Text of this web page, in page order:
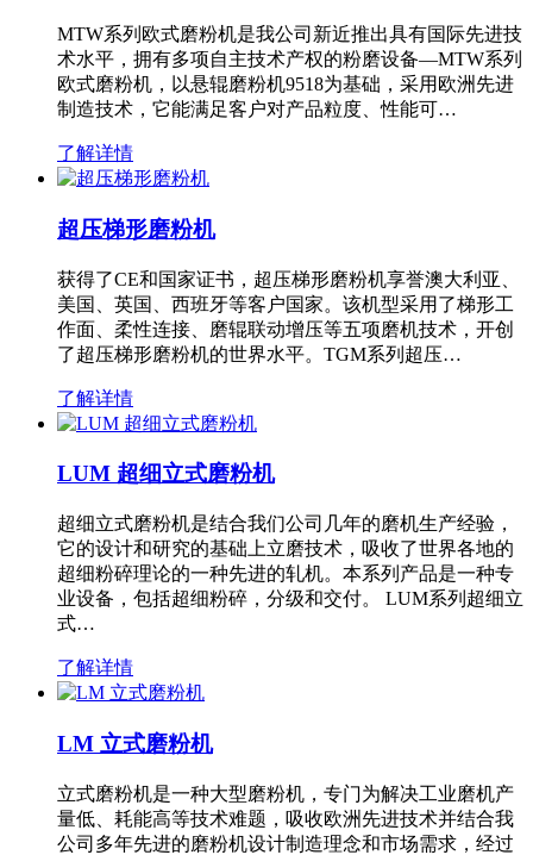
MTW系列欧式磨粉机是我公司新近推出具有国际先进技
术水平，拥有多项自主技术产权的粉磨设备—MTW系列
欧式磨粉机，以悬辊磨粉机9518为基础，采用欧洲先进
制造技术，它能满足客户对产品粒度、性能可…
了解详情
超压梯形磨粉机
获得了CE和国家证书，超压梯形磨粉机享誉澳大利亚、
美国、英国、西班牙等客户国家。该机型采用了梯形工
作面、柔性连接、磨辊联动增压等五项磨机技术，开创
了超压梯形磨粉机的世界水平。TGM系列超压…
了解详情
LUM 超细立式磨粉机
超细立式磨粉机是结合我们公司几年的磨机生产经验，
它的设计和研究的基础上立磨技术，吸收了世界各地的
超细粉碎理论的一种先进的轧机。本系列产品是一种专
业设备，包括超细粉碎，分级和交付。 LUM系列超细立
式…
了解详情
LM 立式磨粉机
立式磨粉机是一种大型磨粉机，专门为解决工业磨机产
量低、耗能高等技术难题，吸收欧洲先进技术并结合我
公司多年先进的磨粉机设计制造理念和市场需求，经过